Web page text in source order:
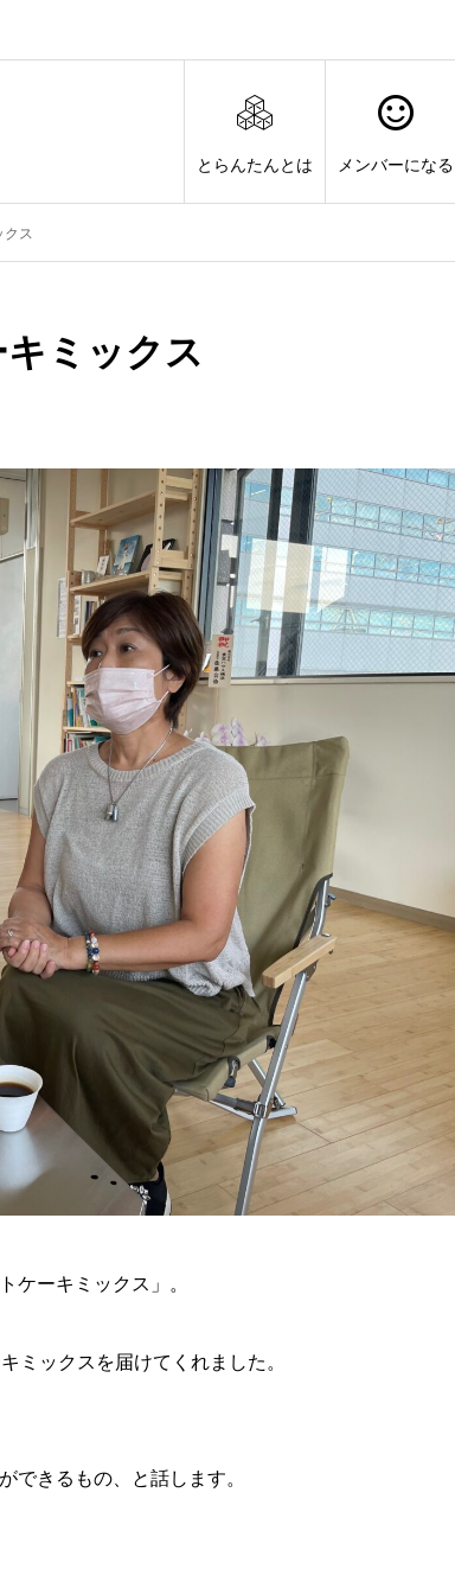
とらんたんとは メンバーになる
クス
ミックス
ケーキミックス」。
ミックスを届けてくれました。
できるもの、と話します。